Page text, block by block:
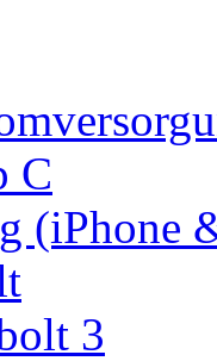
C
(iPhone
3